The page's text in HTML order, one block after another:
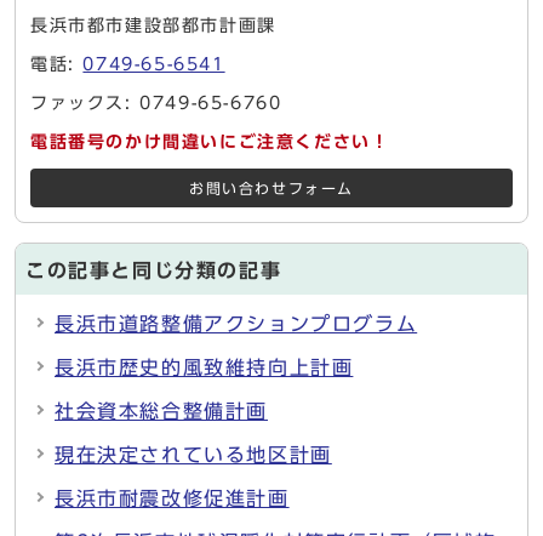
長浜市都市建設部都市計画課
電話:0749-65-6541
ファックス: 0749-65-6760
電話番号のかけ間違いにご注意ください！
お問い合わせフォーム
この記事と同じ分類の記事
長浜市道路整備アクションプログラム
長浜市歴史的風致維持向上計画
社会資本総合整備計画
現在決定されている地区計画
長浜市耐震改修促進計画